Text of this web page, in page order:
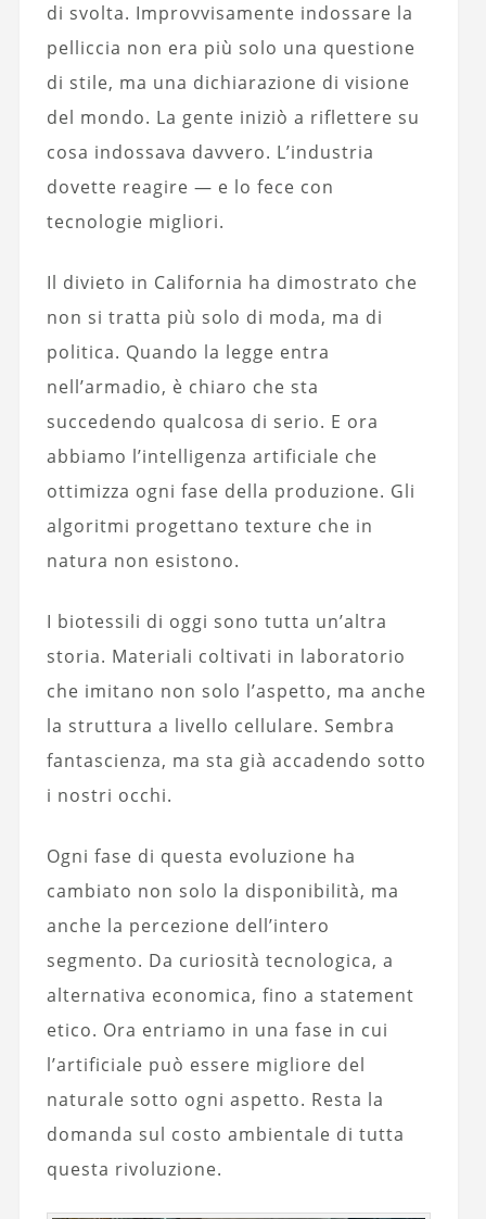
di svolta. Improvvisamente indossare la
pelliccia non era più solo una questione
di stile, ma una dichiarazione di visione
del mondo. La gente iniziò a riflettere su
cosa indossava davvero. L’industria
dovette reagire — e lo fece con
tecnologie migliori.
Il divieto in California ha dimostrato che
non si tratta più solo di moda, ma di
politica. Quando la legge entra
nell’armadio, è chiaro che sta
succedendo qualcosa di serio. E ora
abbiamo l’intelligenza artificiale che
ottimizza ogni fase della produzione. Gli
algoritmi progettano texture che in
natura non esistono.
I biotessili di oggi sono tutta un’altra
storia. Materiali coltivati in laboratorio
che imitano non solo l’aspetto, ma anche
la struttura a livello cellulare. Sembra
fantascienza, ma sta già accadendo sotto
i nostri occhi.
Ogni fase di questa evoluzione ha
cambiato non solo la disponibilità, ma
anche la percezione dell’intero
segmento. Da curiosità tecnologica, a
alternativa economica, fino a statement
etico. Ora entriamo in una fase in cui
l’artificiale può essere migliore del
naturale sotto ogni aspetto. Resta la
domanda sul costo ambientale di tutta
questa rivoluzione.